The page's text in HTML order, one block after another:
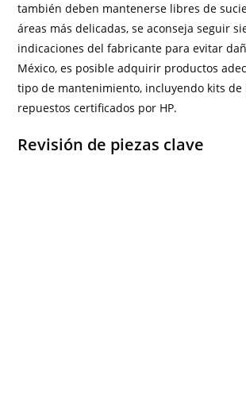
también deben mantenerse libres de
áreas más delicadas, se aconseja seguir
indicaciones del fabricante para evitar
México, es posible adquirir productos
tipo de mantenimiento, incluyendo kits de
repuestos certificados por HP.
Revisión de piezas clave